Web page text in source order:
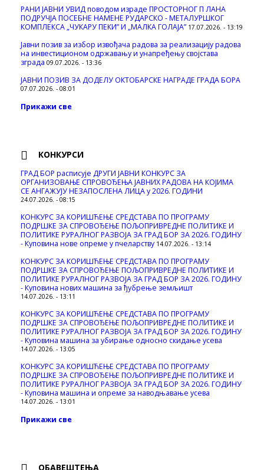
РАНИ ЈАВНИ УВИД поводом израде ПРОСТОРНОГ П ЛАНА
ПОДРУЧЈА ПОСЕБНЕ НАМЕНЕ РУДАРСКО - МЕТАЛУРШКОГ
КОМПЛЕКСА „ЧУКАРУ ПЕКИ” И „МАЛКА ГОЛАЈА” 17.07.2026. - 13:19
Јавни позив за избор извођача радова за реализацију радова
на инвестиционом одржавању и унапређењу својстава
зграда 09.07.2026. - 13:36
ЈАВНИ ПОЗИВ ЗА ДОДЕЛУ ОКТOБАРСКЕ НАГРАДЕ ГРАДА БОРА
07.07.2026. - 08:01
Прикажи све
КОНКУРСИ
ГРАД БОР расписује ДРУГИ ЈАВНИ КОНКУРС ЗА
ОРГАНИЗОВАЊЕ СПРОВОЂЕЊА ЈАВНИХ РАДОВА НА КОЈИМА
СЕ АНГАЖУЈУ НЕЗАПОСЛЕНА ЛИЦА у 2026. ГОДИНИ
24.07.2026. - 08:15
КОНКУРС ЗА КОРИШЋЕЊЕ СРЕДСТАВА ПО ПРОГРАМУ
ПОДРШКЕ ЗА СПРОВОЂЕЊЕ ПОЉОПРИВРЕДНЕ ПОЛИТИКЕ И
ПОЛИТИКЕ РУРАЛНОГ РАЗВОЈА ЗА ГРАД БОР ЗА 2026. ГОДИНУ
- Куповина нове опреме у пчеларству 14.07.2026. - 13:14
КОНКУРС ЗА КОРИШЋЕЊЕ СРЕДСТАВА ПО ПРОГРАМУ
ПОДРШКЕ ЗА СПРОВОЂЕЊЕ ПОЉОПРИВРЕДНЕ ПОЛИТИКЕ И
ПОЛИТИКЕ РУРАЛНОГ РАЗВОЈА ЗА ГРАД БОР ЗА 2026. ГОДИНУ
- Куповина нових машина за ђубрење земљишт
14.07.2026. - 13:11
КОНКУРС ЗА КОРИШЋЕЊЕ СРЕДСТАВА ПО ПРОГРАМУ
ПОДРШКЕ ЗА СПРОВОЂЕЊЕ ПОЉОПРИВРЕДНЕ ПОЛИТИКЕ И
ПОЛИТИКЕ РУРАЛНОГ РАЗВОЈА ЗА ГРАД БОР ЗА 2026. ГОДИНУ
- Куповинa машина за убирање односно скидање усева
14.07.2026. - 13:05
КОНКУРС ЗА КОРИШЋЕЊЕ СРЕДСТАВА ПО ПРОГРАМУ
ПОДРШКЕ ЗА СПРОВОЂЕЊЕ ПОЉОПРИВРЕДНЕ ПОЛИТИКЕ И
ПОЛИТИКЕ РУРАЛНОГ РАЗВОЈА ЗА ГРАД БОР ЗА 2026. ГОДИНУ
- Куповина машина и опреме за наводњавање усева
14.07.2026. - 13:01
Прикажи све
ОБАВЕШТЕЊА